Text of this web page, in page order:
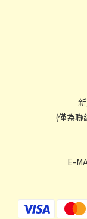
(僅為聯
E-